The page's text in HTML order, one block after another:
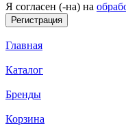
Я согласен (-на) на
Главная
Каталог
Бренды
Корзина